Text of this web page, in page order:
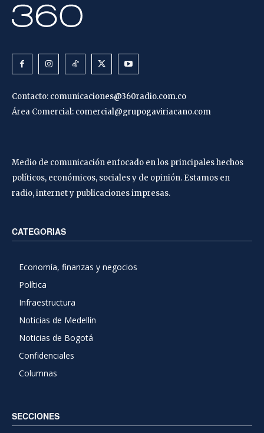
Contacto: comunicaciones@360radio.com.co
Área Comercial: comercial@grupogaviriacano.com
Medio de comunicación enfocado en los principales hechos
políticos, económicos, sociales y de opinión. Estamos en
radio, internet y publicaciones impresas.
CATEGORIAS
Economía, finanzas y negocios
Política
Infraestructura
Noticias de Medellín
Noticias de Bogotá
Confidenciales
Columnas
SECCIONES